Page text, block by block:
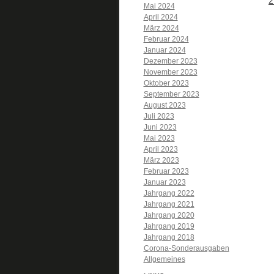
Mai 2024
April 2024
März 2024
Februar 2024
Januar 2024
Dezember 2023
November 2023
Oktober 2023
September 2023
August 2023
Juli 2023
Juni 2023
Mai 2023
April 2023
März 2023
Februar 2023
Januar 2023
Jahrgang 2022
Jahrgang 2021
Jahrgang 2020
Jahrgang 2019
Jahrgang 2018
Corona-Sonderausgaben
Allgemeines